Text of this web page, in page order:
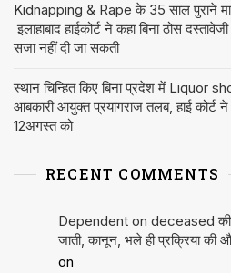
Kidnapping & Rape के 35 साल पुराने
इलाहाबाद हाईकोर्ट ने कहा बिना ठोस
सजा नहीं दी जा सकती
स्थान चिन्हित किए बिना प्रदेश में Liquor
आबकारी आयुक्त प्रयागराज तलब, हाई कोर्ट ने
12अगस्त को
RECENT COMMENTS
Dependent on deceased की
जाती, कानून, भले ही प्रक्रिया की
on